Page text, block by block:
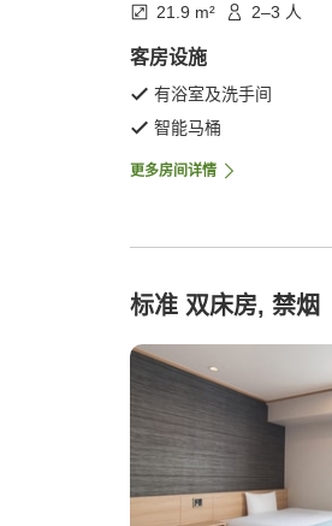
21.9 m² 2–3 人
客房设施
有浴室及洗手间
智能马桶
更多房间详情
标准 双床房, 禁烟